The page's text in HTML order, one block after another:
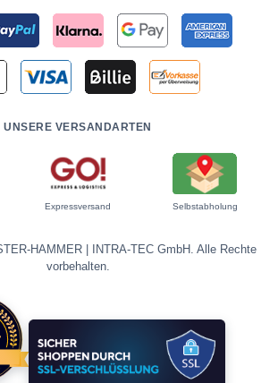
UNSERE VERSANDARTEN
Expressversand Selbstabholung
HAMMER | INTRA-TEC GmbH. Alle Rechte
vorbehalten.